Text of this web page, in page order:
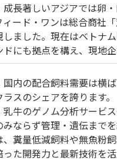
成長著しいアジアでは卵
ィード・ワンは総合商社
しました。現在はベトナ
ドにも拠点を構え、現地
国内の配合飼料需要は横
ラスのシェアを誇ります。
乳牛のゲノム分析サービ
みならず管理・遺伝まで
、糞量低減飼料や無魚粉
った開発力と最新技術を